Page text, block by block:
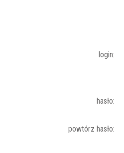
login:
hasło:
powtórz hasło: